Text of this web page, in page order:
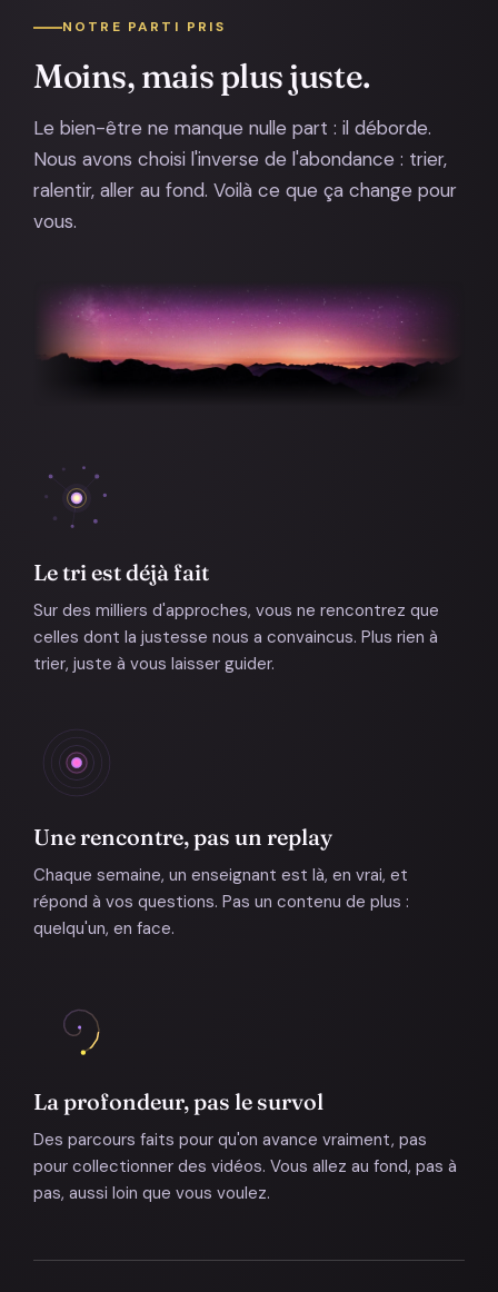
NOTRE PARTI PRIS
Moins, mais plus juste.
Le bien-être ne manque nulle part : il déborde.
Nous avons choisi l'inverse de l'abondance : trier,
ralentir, aller au fond. Voilà ce que ça change pour
vous.
Le tri est déjà fait
Sur des milliers d'approches, vous ne rencontrez que
celles dont la justesse nous a convaincus. Plus rien à
trier, juste à vous laisser guider.
Une rencontre, pas un replay
Chaque semaine, un enseignant est là, en vrai, et
répond à vos questions. Pas un contenu de plus :
quelqu'un, en face.
La profondeur, pas le survol
Des parcours faits pour qu'on avance vraiment, pas
pour collectionner des vidéos. Vous allez au fond, pas à
pas, aussi loin que vous voulez.